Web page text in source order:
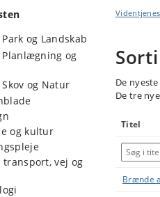
og Landskab
og
og Natur
og kultur
transport, vej og
De
De tre
Titel
Brænde